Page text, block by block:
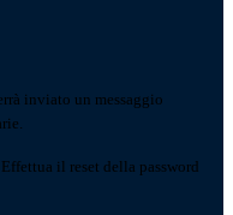
inviato un messaggio
il reset della password